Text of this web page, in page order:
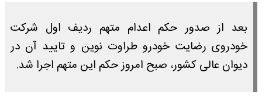
بعد از صدور حکم اعدام متهم ردیف اول شرکت
خودروی رضایت خودرو طراوت نوین و تایید آن در
دیوان عالی کشور، صبح امروز حکم این متهم اجرا شد.